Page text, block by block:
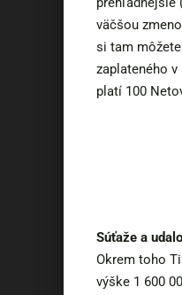
väčšou
si tam
zaplateného
platí 100
Súťaže a
Okrem toho
výške 1 600